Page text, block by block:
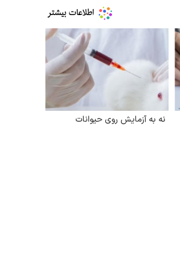
نه به آزمایش روی حیوانات